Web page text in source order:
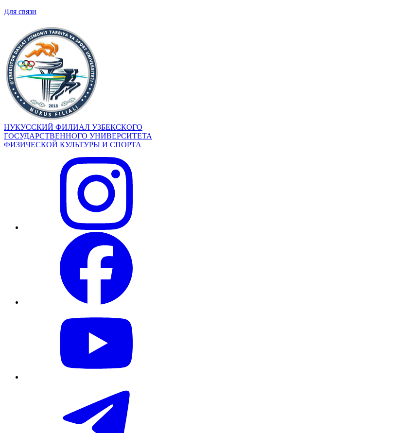
Для связи
НУКУССКИЙ ФИЛИАЛ УЗБЕКСКОГО
ГОСУДАРСТВЕННОГО УНИВЕРСИТЕТА
ФИЗИЧЕСКОЙ КУЛЬТУРЫ И СПОРТА